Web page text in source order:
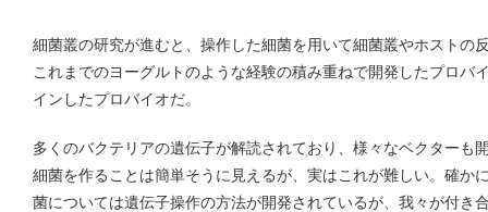
細菌叢の研究が進むと、操作した細菌を用いて細菌叢やホストの
これまでのヨーグルトのような経験の積み重ねで開発したプロバ
インしたプロバイオだ。
多くのバクテリアの遺伝子が解読されており、様々なベクターも
細菌を作ることは簡単そうに見えるが、実はこれが難しい。確か
菌については遺伝子操作の方法が開発されているが、我々が付き